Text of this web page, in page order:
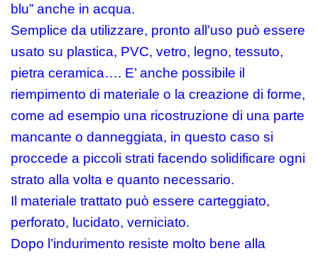
blu” anche in acqua.
Semplice da utilizzare, pronto all’uso può essere
usato su plastica, PVC, vetro, legno, tessuto,
pietra ceramica…. E’ anche possibile il
riempimento di materiale o la creazione di forme,
come ad esempio una ricostruzione di una parte
mancante o danneggiata, in questo caso si
proccede a piccoli strati facendo solidificare ogni
strato alla volta e quanto necessario.
Il materiale trattato può essere carteggiato,
perforato, lucidato, verniciato.
Dopo l’indurimento resiste molto bene alla